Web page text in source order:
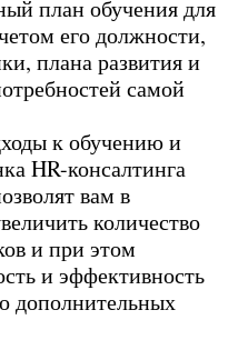
план обучения для
его должности,
плана развития и
самой
к обучению и
HR-консалтинга
вам в
количество
и при этом
и эффективность
дополнительных